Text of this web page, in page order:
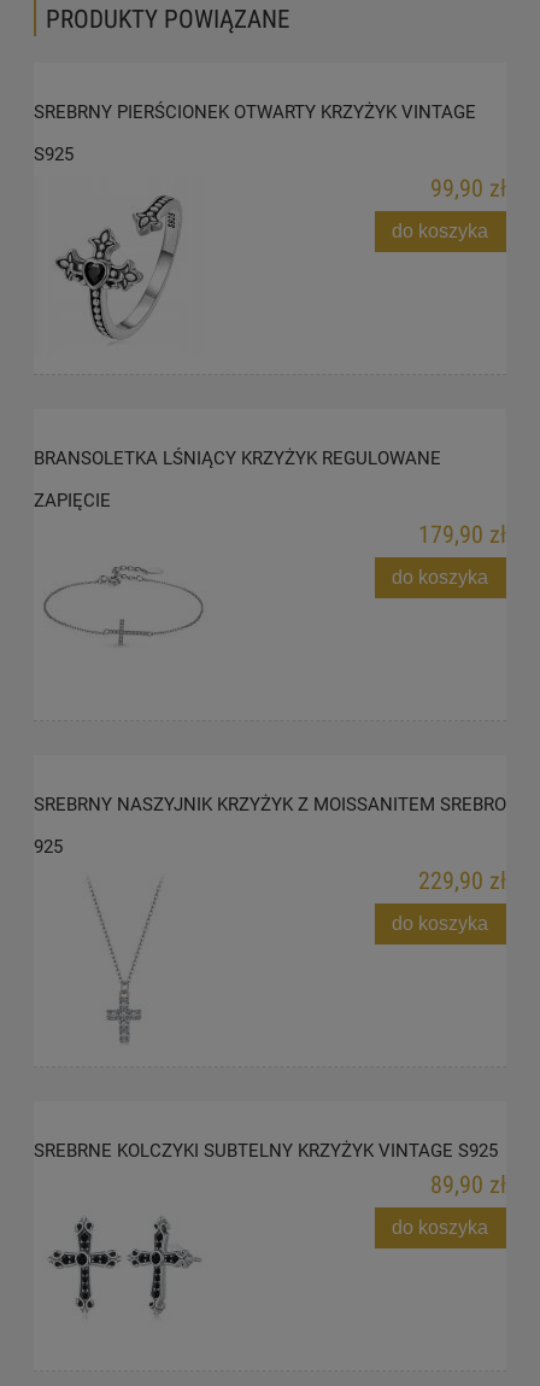
PRODUKTY POWIĄZANE
SREBRNY PIERŚCIONEK OTWARTY KRZYŻYK VINTAGE
S925
99,90 zł
do koszyka
BRANSOLETKA LŚNIĄCY KRZYŻYK REGULOWANE
ZAPIĘCIE
179,90 zł
do koszyka
SREBRNY NASZYJNIK KRZYŻYK Z MOISSANITEM SREBRO
925
229,90 zł
do koszyka
SREBRNE KOLCZYKI SUBTELNY KRZYŻYK VINTAGE S925
89,90 zł
do koszyka